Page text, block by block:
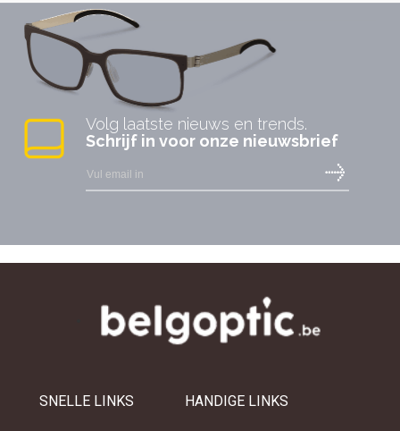
Volg laatste nieuws en trends.
Schrijf in voor onze nieuwsbrief
SNELLE LINKS HANDIGE LINKS